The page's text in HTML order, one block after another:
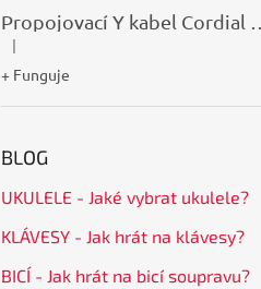
Hodnocení produktu je 5 z 5 hvězdiček.
|
+ Funguje
BLOG
UKULELE - Jaké vybrat ukulele?
KLÁVESY - Jak hrát na klávesy?
BICÍ - Jak hrát na bicí soupravu?